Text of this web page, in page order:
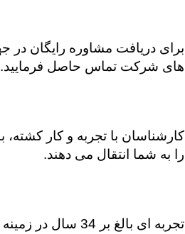
برای دریافت مشاوره رایگان در
های شرکت تماس حاصل فرمایید.
کارشناسان با تجربه و کار
را به شما انتقال می دهند.
تجربه ای بالغ بر 34 سال در زمینه